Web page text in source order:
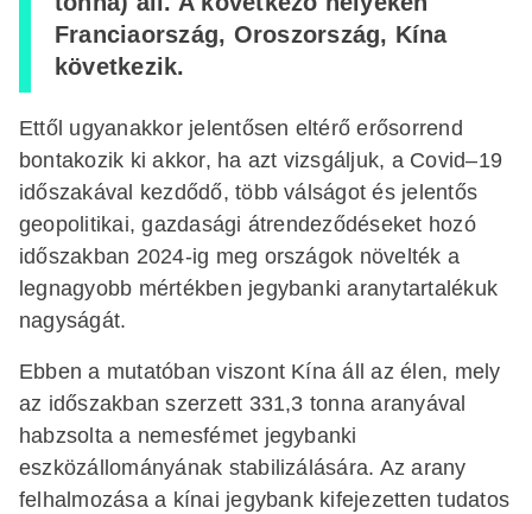
Franciaország, Oroszország, Kína
következik.
Ettől ugyanakkor jelentősen eltérő erősorrend
bontakozik ki akkor, ha azt vizsgáljuk, a Covid–19
időszakával kezdődő, több válságot és jelentős
geopolitikai, gazdasági átrendeződéseket hozó
időszakban 2024-ig meg országok növelték a
legnagyobb mértékben jegybanki aranytartalékuk
nagyságát.
Ebben a mutatóban viszont Kína áll az élen, mely
az időszakban szerzett 331,3 tonna aranyával
habzsolta a nemesfémet jegybanki
eszközállományának stabilizálására. Az arany
felhalmozása a kínai jegybank kifejezetten tudatos